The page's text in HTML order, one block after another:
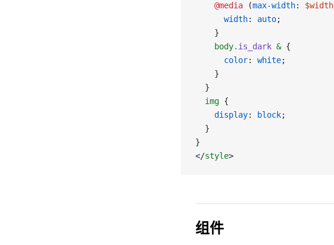
    @media
(max-width: $width
      width
: auto;
    }
    body
.is_dark & {
      color
: white;
    }
  }
  img
{
    display
: block;
  }
}
</style>
组件